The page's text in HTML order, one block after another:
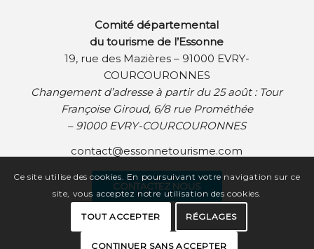
Comité départemental
du tourisme de l’Essonne
19, rue des Mazières – 91000 EVRY-
COURCOURONNES
Changement d’adresse à partir du 25 août : Tour
Françoise Giroud, 6/8 rue Prométhée
– 91000 EVRY-COURCOURONNES
contact@essonnetourisme.com
CONTACTEZ NOUS
Ce site utilise des cookies. En poursuivant votre navigation sur ce
site, vous acceptez notre utilisation des cookies.
TOUT ACCEPTER RÉGLAGES
CONTINUER SANS ACCEPTER